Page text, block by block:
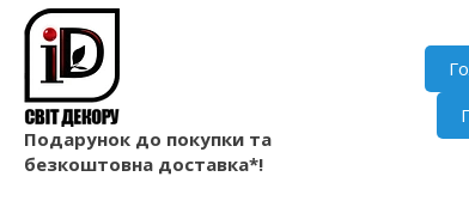
Подарунок до покупки та
безкоштовна доставка*!